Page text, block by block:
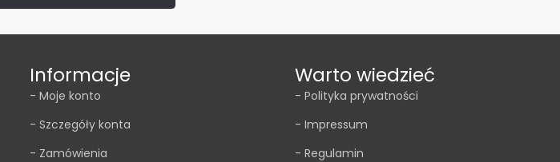
Informacje
- Moje konto
- Szczegóły konta
- Zamówienia
Warto wiedzieć
- Polityka prywatności
- Impressum
- Regulamin